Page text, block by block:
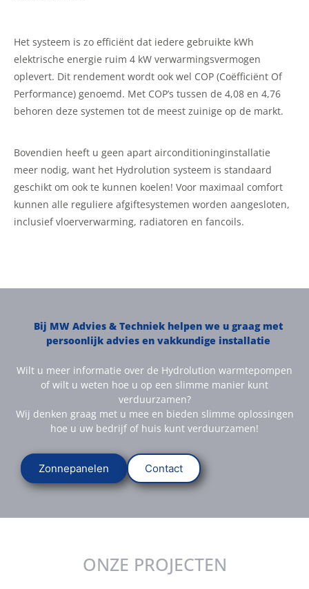
Het systeem is zo efficiënt dat iedere gebruikte kWh
elektrische energie ruim 4 kW verwarmingsvermogen
oplevert. Dit rendement wordt ook wel COP (Coëfficiënt Of
Performance) genoemd. Met COP’s tussen de 4,08 en 4,76
behoren deze systemen tot de meest zuinige op de markt.
Bovendien heeft u geen apart airconditioninginstallatie
meer nodig, want het Hydrolution systeem is standaard
geschikt om ook te kunnen koelen! Voor maximaal comfort
kunnen alle reguliere afgiftesystemen worden aangesloten,
inclusief vloerverwarming, radiatoren en fancoils.
Bij MW Advies & Techniek helpen we u graag met
persoonlijk advies en vakkundige installatie
Wilt u meer informatie over de Hydrolution warmtepompen
of wilt u weten hoe u op een slimme manier kunt
verduurzamen?
Wij denken graag met u mee en bieden slimme oplossingen
hoe u uw bedrijf of huis kunt verduurzamen!
Zonnepanelen Contact
ONZE PROJECTEN